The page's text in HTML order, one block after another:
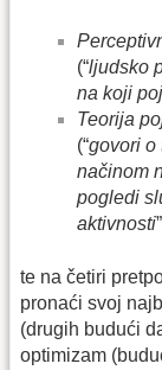
(“ljudsko
na koji
Teorija
(“govori o
načinom
pogledi
aktivnosti”
te na četiri
pronaći svoj
(drugih budući
optimizam